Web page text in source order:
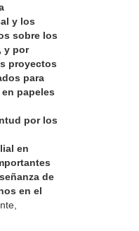
y los
sobre los
y por
proyectos
para
papeles
por los
en
de
en el